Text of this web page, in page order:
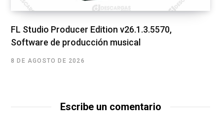
FL Studio Producer Edition v26.1.3.5570,
Software de producción musical
8 DE AGOSTO DE 2026
Escribe un comentario